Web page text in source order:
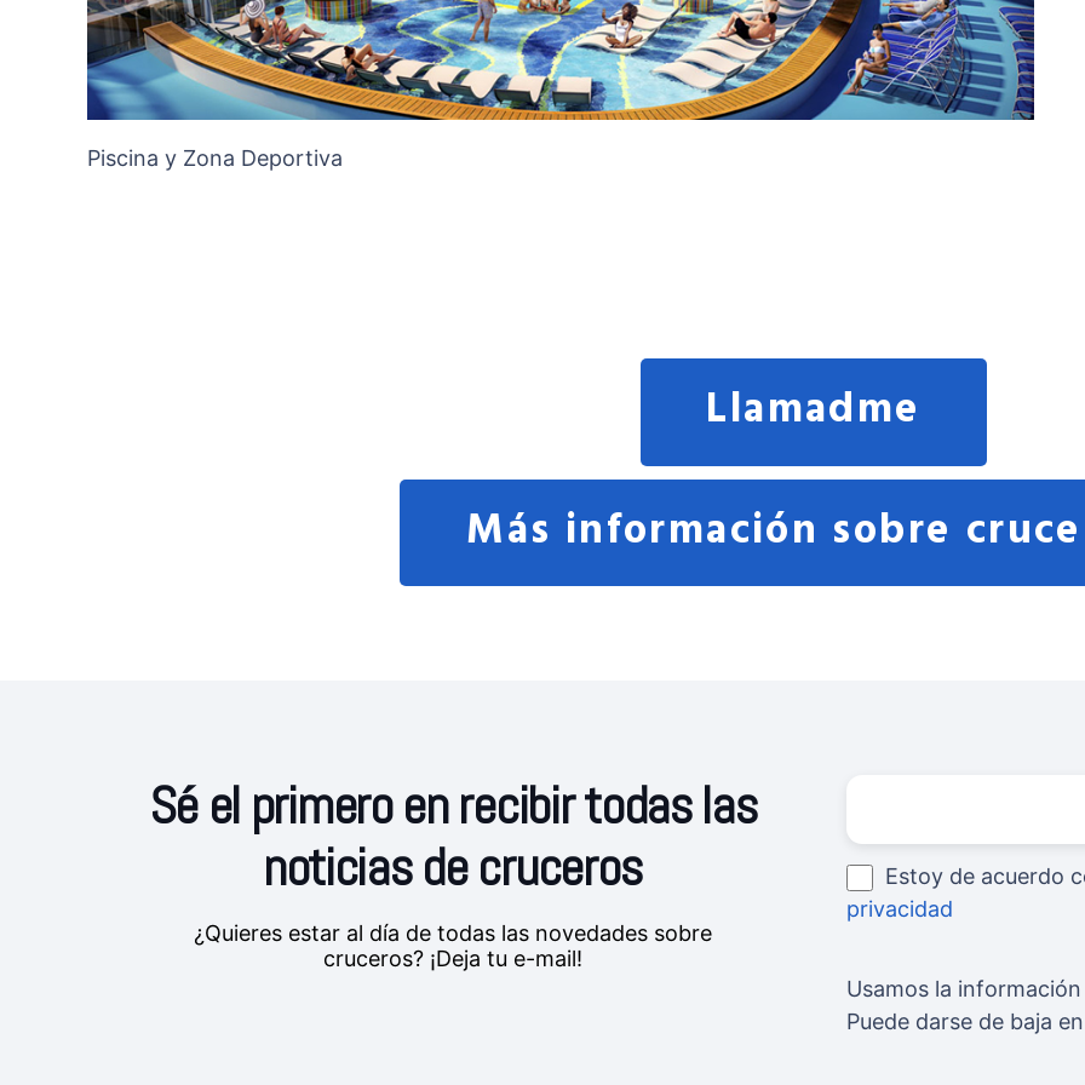
Piscina y Zona Deportiva
Llamadme
Más información sobre
Sé el primero en recibir todas las
noticias de cruceros
¿Quieres estar al día de todas las novedades sobre
cruceros? ¡Deja tu e-mail!
Estoy de acuerdo
privacidad
Usamos la
Puede darse de baja